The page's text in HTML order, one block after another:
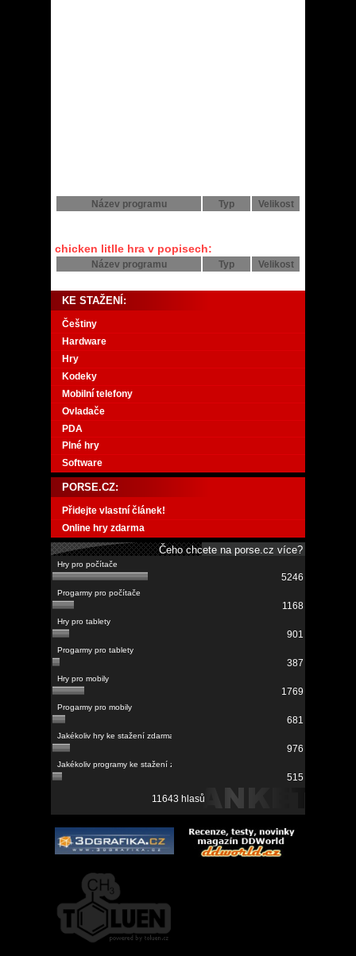
Název programu Typ Velikost
chicken litlle hra v popisech:
Název programu Typ Velikost
KE STAŽENÍ:
Češtiny
Hardware
Hry
Kodeky
Mobilní telefony
Ovladače
PDA
Plné hry
Software
PORSE.CZ:
Přidejte vlastní článek!
Online hry zdarma
Čeho chcete na porse.cz více?
5246
1168
901
387
1769
681
976
515
11643 hlasů